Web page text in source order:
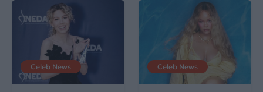
Celeb News Celeb News